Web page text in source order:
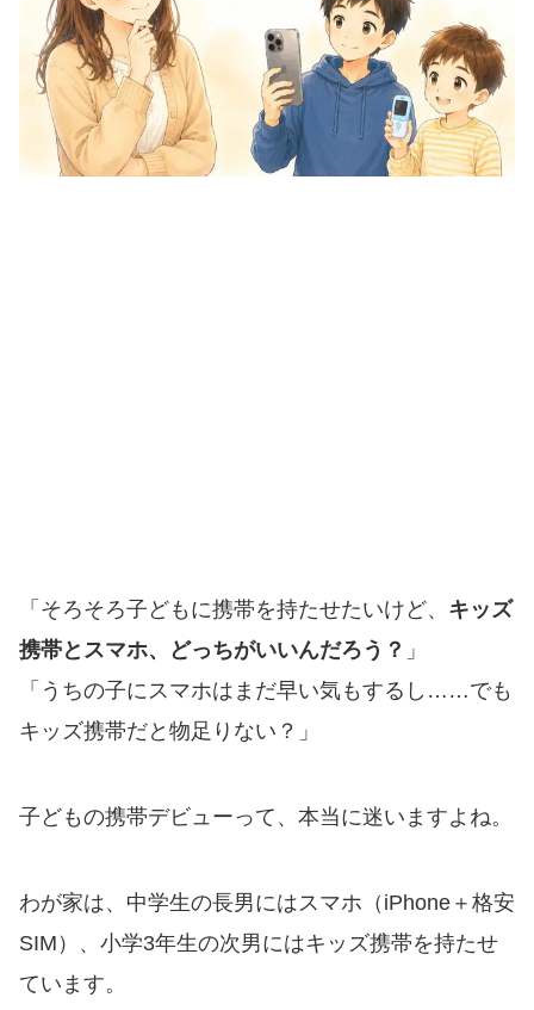
「そろそろ子どもに携帯を持たせたいけど、 キッズ
携帯とスマホ、どっちがいいんだろう？ 」
「うちの子にスマホはまだ早い気もするし……でも
キッズ携帯だと物足りない？」
子どもの携帯デビューって、本当に迷いますよね。
わが家は、中学生の長男にはスマホ（iPhone＋格安
SIM）、小学3年生の次男にはキッズ携帯を持たせ
ています。